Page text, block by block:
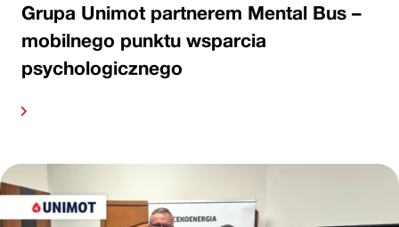
Grupa Unimot partnerem Mental Bus –
mobilnego punktu wsparcia
psychologicznego